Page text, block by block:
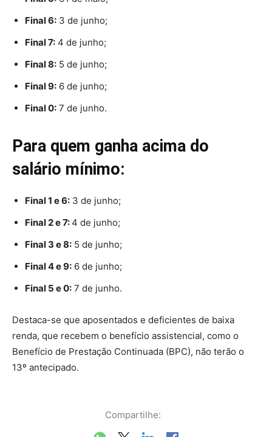
Final 6: 3 de junho;
Final 7: 4 de junho;
Final 8: 5 de junho;
Final 9: 6 de junho;
Final 0: 7 de junho.
Para quem ganha acima do
salário mínimo:
Final 1 e 6: 3 de junho;
Final 2 e 7:4 de junho;
Final 3 e 8: 5 de junho;
Final 4 e 9: 6 de junho;
Final 5 e 0: 7 de junho.
Destaca-se que aposentados e deficientes de baixa
renda, que recebem o benefício assistencial, como o
Benefício de Prestação Continuada (BPC), não terão o
13º antecipado.
Compartilhe: